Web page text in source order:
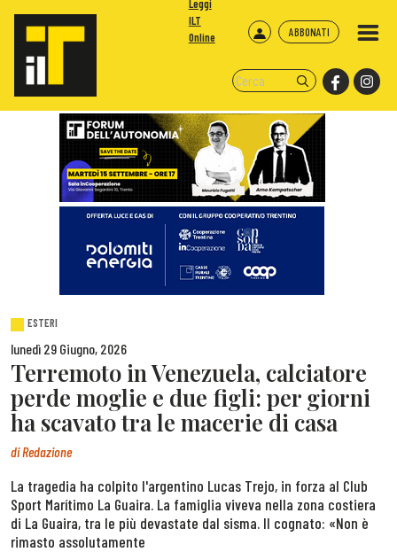
ABBONATI
Leggi
ILT
Online
ESTERI
lunedì 29 Giugno, 2026
Terremoto in Venezuela, calciatore
perde moglie e due figli: per giorni
ha scavato tra le macerie di casa
diRedazione
La tragedia ha colpito l'argentino Lucas Trejo, in forza al Club
Sport Marítimo La Guaira. La famiglia viveva nella zona costiera
di La Guaira, tra le più devastate dal sisma. Il cognato: «Non è
rimasto assolutamente